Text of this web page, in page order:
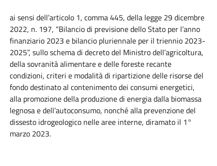
ai sensi dell’articolo 1, comma 445, della legge 29 dicembre
2022, n. 197, “Bilancio di previsione dello Stato per l’anno
finanziario 2023 e bilancio pluriennale per il triennio 2023-
2025”, sullo schema di decreto del Ministro dell’agricoltura,
della sovranità alimentare e delle foreste recante
condizioni, criteri e modalità di ripartizione delle risorse del
fondo destinato al contenimento dei consumi energetici,
alla promozione della produzione di energia dalla biomassa
legnosa e dell’autoconsumo, nonché alla prevenzione del
dissesto idrogeologico nelle aree interne, diramato il 1°
marzo 2023.